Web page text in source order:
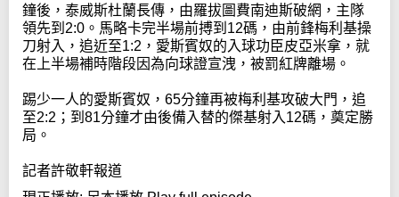
鐘後，泰威斯杜蘭長傳，由羅拔圖費南迪斯破網，主隊
領先到2:0。馬略卡完半場前搏到12碼，由前鋒梅利基操
刀射入，追近至1:2，愛斯賓奴的入球功臣皮亞米拿，就
在上半場補時階段因為向球證宣洩，被罰紅牌離場。
踢少一人的愛斯賓奴，65分鐘再被梅利基攻破大門，追
至2:2；到81分鐘才由後備入替的傑基射入12碼，奠定勝
局。
記者許敬軒報道